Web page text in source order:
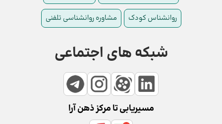
روانشناس کودک مشاوره روانشناسی تلفنی
شبکه های اجتماعی
مسیریابی تا مرکز ذهن آرا